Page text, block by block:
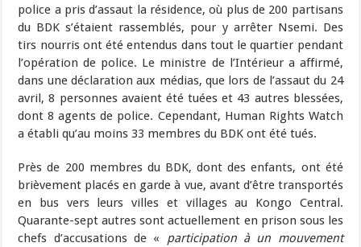
police a pris d’assaut la résidence, où plus de 200 partisans
du BDK s’étaient rassemblés, pour y arrêter Nsemi. Des
tirs nourris ont été entendus dans tout le quartier pendant
l’opération de police. Le ministre de l’Intérieur a affirmé,
dans une déclaration aux médias, que lors de l’assaut du 24
avril, 8 personnes avaient été tuées et 43 autres blessées,
dont 8 agents de police. Cependant, Human Rights Watch
a établi qu’au moins 33 membres du BDK ont été tués.
Près de 200 membres du BDK, dont des enfants, ont été
brièvement placés en garde à vue, avant d’être transportés
en bus vers leurs villes et villages au Kongo Central.
Quarante-sept autres sont actuellement en prison sous les
chefs d’accusations de « participation à un mouvement